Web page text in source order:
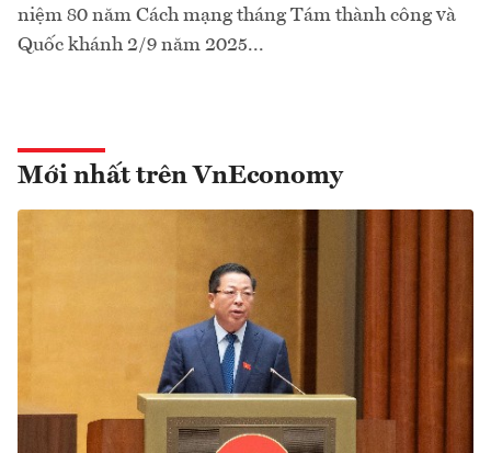
niệm 80 năm Cách mạng tháng Tám thành công và
Quốc khánh 2/9 năm 2025...
Mới nhất trên VnEconomy